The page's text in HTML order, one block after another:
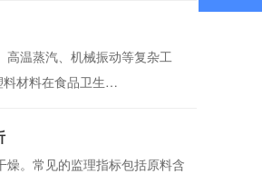
高温蒸汽、机械振动等复杂工
料材料在食品卫生…
。常见的监理指标包括原料含